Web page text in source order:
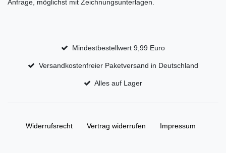
Anfrage, möglichst mit Zeichnungsunterlagen.
Mindestbestellwert 9,99 Euro
Versandkostenfreier Paketversand in Deutschland
Alles auf Lager
Widerrufs­recht Vertrag widerrufen Impressum